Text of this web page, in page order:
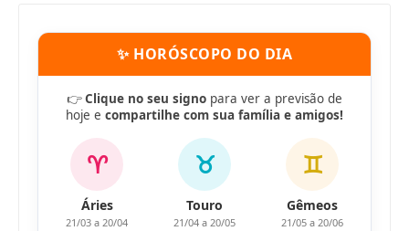
✨ HORÓSCOPO DO DIA
👉Clique no seu signo para ver a previsão de
hoje e compartilhe com sua família e amigos!
♈
Áries
21/03 a 20/04
♉
Touro
21/04 a 20/05
♊
Gêmeos
21/05 a 20/06